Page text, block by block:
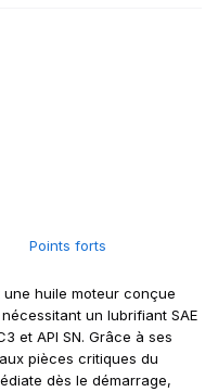
Points forts
une huile moteur conçue
un lubrifiant SAE
et API SN. Grâce à ses
pièces critiques du
dès le démarrage,